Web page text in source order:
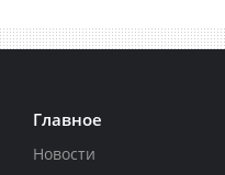
Главное
Новости